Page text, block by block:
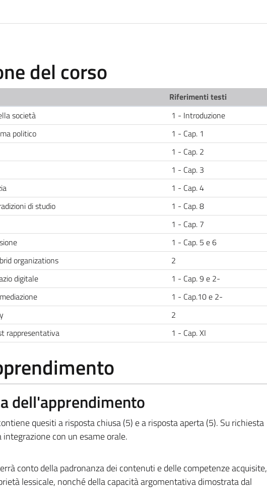
del corso
Riferimenti testi
società
1 - Introduzione
politico
1 - Cap. 1
1 - Cap. 2
1 - Cap. 3
1 - Cap. 4
di studio
1 - Cap. 8
1 - Cap. 7
1 - Cap. 5 e 6
organizations
2
digitale
1 - Cap. 9 e 2-
1 - Cap.10 e 2-
2
rappresentativa 1 - Cap. XI
dell'apprendimento
quesiti a risposta chiusa (5) e a risposta aperta (5). Su richiesta
con un esame orale.
conto della padronanza dei contenuti e delle competenze acquisite,
lessicale, nonché della capacità argomentativa dimostrata dal